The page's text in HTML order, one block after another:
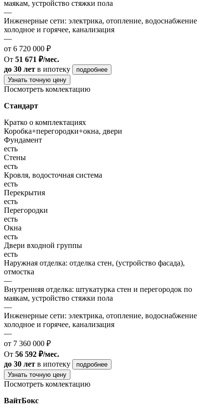
маякам, устройство стяжки пола
—
Инженерные сети: электрика, отопление, водоснабжение
холодное и горячее, канализация
—
от 6 720 000 ₽
От 51 671 ₽/мес.
до 30 лет в ипотеку
подробнее
Узнать точную цену
Посмотреть комлектацию
Стандарт
Кратко о комплектациях
Коробка+перегородки+окна, двери
Фундамент
есть
Стены
есть
Кровля, водосточная система
есть
Перекрытия
есть
Перегородки
есть
Окна
есть
Двери входной группы
есть
Наружная отделка: отделка стен, (устройство фасада),
отмостка
—
Внутренняя отделка: штукатурка стен и перегородок по
маякам, устройство стяжки пола
—
Инженерные сети: электрика, отопление, водоснабжение
холодное и горячее, канализация
—
от 7 360 000 ₽
От 56 592 ₽/мес.
до 30 лет в ипотеку
подробнее
Узнать точную цену
Посмотреть комлектацию
ВайтБокс